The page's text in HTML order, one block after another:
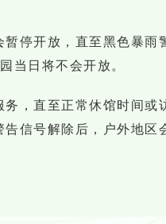
停开放，直至黑色暴
当日将不会开放。
，直至正常休馆时间或
信号解除后，户外地区